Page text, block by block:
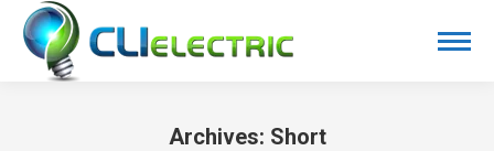
Archives: Short